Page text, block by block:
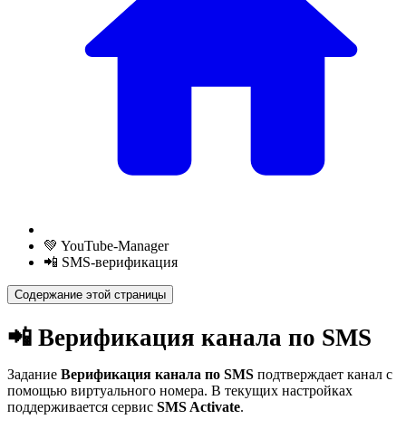
💚 YouTube-Manager
📲 SMS-верификация
Содержание этой страницы
📲 Верификация канала по SMS
Задание Верификация канала по SMS подтверждает канал с
помощью виртуального номера. В текущих настройках
поддерживается сервис SMS Activate.